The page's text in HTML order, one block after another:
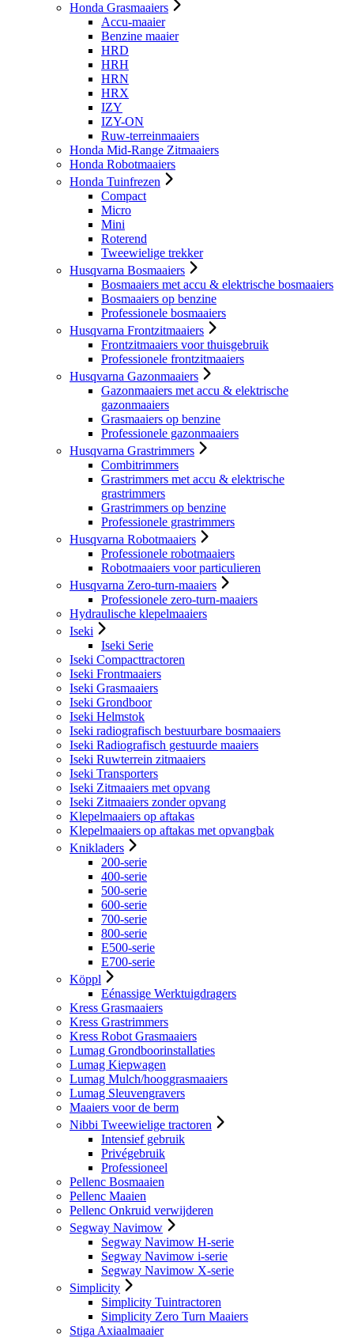
Honda Grasmaaiers
Accu-maaier
Benzine maaier
HRD
HRH
HRN
HRX
IZY
IZY-ON
Ruw-terreinmaaiers
Honda Mid-Range Zitmaaiers
Honda Robotmaaiers
Honda Tuinfrezen
Compact
Micro
Mini
Roterend
Tweewielige trekker
Husqvarna Bosmaaiers
Bosmaaiers met accu & elektrische bosmaaiers
Bosmaaiers op benzine
Professionele bosmaaiers
Husqvarna Frontzitmaaiers
Frontzitmaaiers voor thuisgebruik
Professionele frontzitmaaiers
Husqvarna Gazonmaaiers
Gazonmaaiers met accu & elektrische
gazonmaaiers
Grasmaaiers op benzine
Professionele gazonmaaiers
Husqvarna Grastrimmers
Combitrimmers
Grastrimmers met accu & elektrische
grastrimmers
Grastrimmers op benzine
Professionele grastrimmers
Husqvarna Robotmaaiers
Professionele robotmaaiers
Robotmaaiers voor particulieren
Husqvarna Zero-turn-maaiers
Professionele zero-turn-maaiers
Hydraulische klepelmaaiers
Iseki
Iseki Serie
Iseki Compacttractoren
Iseki Frontmaaiers
Iseki Grasmaaiers
Iseki Grondboor
Iseki Helmstok
Iseki radiografisch bestuurbare bosmaaiers
Iseki Radiografisch gestuurde maaiers
Iseki Ruwterrein zitmaaiers
Iseki Transporters
Iseki Zitmaaiers met opvang
Iseki Zitmaaiers zonder opvang
Klepelmaaiers op aftakas
Klepelmaaiers op aftakas met opvangbak
Knikladers
200-serie
400-serie
500-serie
600-serie
700-serie
800-serie
E500-serie
E700-serie
Köppl
Eénassige Werktuigdragers
Kress Grasmaaiers
Kress Grastrimmers
Kress Robot Grasmaaiers
Lumag Grondboorinstallaties
Lumag Kiepwagen
Lumag Mulch/hooggrasmaaiers
Lumag Sleuvengravers
Maaiers voor de berm
Nibbi Tweewielige tractoren
Intensief gebruik
Privégebruik
Professioneel
Pellenc Bosmaaien
Pellenc Maaien
Pellenc Onkruid verwijderen
Segway Navimow
Segway Navimow H-serie
Segway Navimow i-serie
Segway Navimow X-serie
Simplicity
Simplicity Tuintractoren
Simplicity Zero Turn Maaiers
Stiga Axiaalmaaier